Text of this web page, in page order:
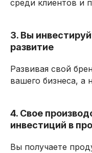
среди клиентов и
3. Вы
развитие
Развивая свой
вашего бизнеса, а
4. Свое
инвестиций в
Вы получаете